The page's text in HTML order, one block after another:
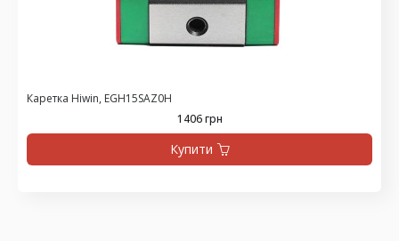
Каретка Hiwin, EGH15SAZ0H
1406 грн
Купити